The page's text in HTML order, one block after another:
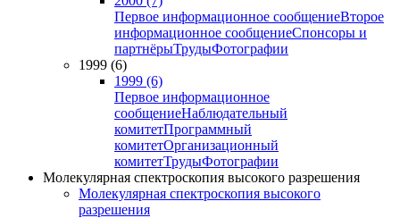
Первое информационное сообщениеВторое
информационное сообщениеСпонсоры и
партнёрыТрудыФотографии
1999 (6)
1999 (6)
Первое информационное
сообщениеНаблюдательный
комитетПрограммный
комитетОрганизационный
комитетТрудыФотографии
Молекулярная спектроскопия высокого разрешения
Молекулярная спектроскопия высокого
разрешения